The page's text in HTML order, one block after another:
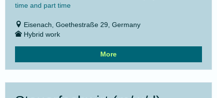
time and part time
Eisenach, Goethestraße 29, Germany
Hybrid work
More